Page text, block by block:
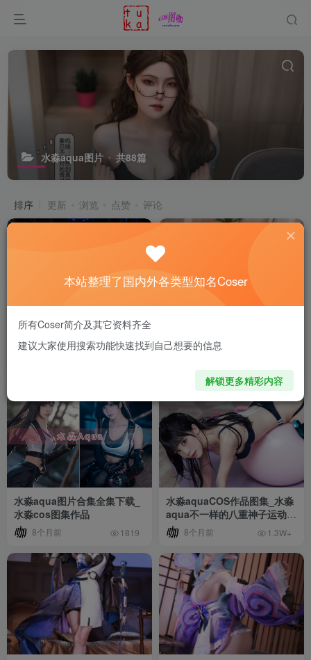
水淼aqua图片 共88篇
排序 更新 浏览 点赞 评论
赛博光晕中的纯欲代码：水淼
aqua爱弥斯的科技美学
aqua长离泳装的冷焰美学
水淼aqua图片合集全集下载_
水淼cos图集作品
8个月前 1819
水淼aquaCOS作品图集_水淼
aqua不一样的八重神子运动内
衣[持续更新]
8个月前 1.3W+
本站整理了国内外各类型知名Coser
所有Coser简介及其它资料齐全
建议大家使用搜索功能快速找到自己想要的信息
解锁更多精彩内容